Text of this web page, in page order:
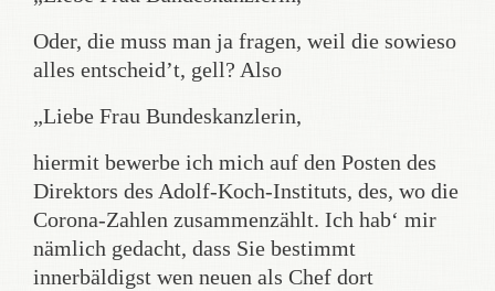
Oder, die muss man ja fragen, weil die sowieso
alles entscheid’t, gell? Also
„Liebe Frau Bundeskanzlerin,
hiermit bewerbe ich mich auf den Posten des
Direktors des Adolf-Koch-Instituts, des, wo die
Corona-Zahlen zusammenzählt. Ich hab‘ mir
nämlich gedacht, dass Sie bestimmt
innerbäldigst wen neuen als Chef dort